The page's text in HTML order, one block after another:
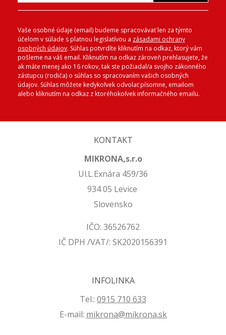
Vaše osobné údaje (email) budeme spracovávať len za týmto
účelom v súlade s platnou legislatívou a zásadami ochrany
osobných údajov. Súhlas potvrdíte kliknutím na odkaz, ktorý vám
pošleme na váš email. Kliknutím na odkaz zároveň prehlasujete, že
ak máte menej ako 16 rokov, tak ste požiadal/a svojho zákonného
zástupcu (rodiča) o súhlas so spracovaním vašich osobných
údajov. Súhlas môžete kedykoľvek odvolať písomne, emailom
alebo kliknutím na odkaz z ktoréhokoľvek informačného emailu.
KONTAKT
MIKRONA,s.r.o
Ul.L.Exnára 459/36
934 05 Levice
Slovensko
IČO: 36526762
IČ DPH /VAT/: SK2020156391
INFOLINKA
Tel.: 0915 710 633
E-mail: mikrona@mikrona.sk